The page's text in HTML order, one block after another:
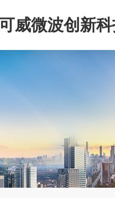
威微波创新